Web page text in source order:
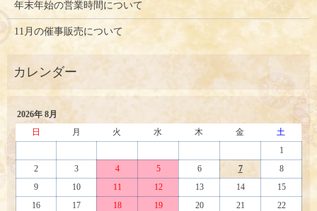
年末年始の営業時間について
11月の催事販売について
2026年 8月
日
月 火 水 木 金
土
1
2
3 4 5 6 7
8
9
10 11 12 13 14
15
16
17 18 19 20 21
22